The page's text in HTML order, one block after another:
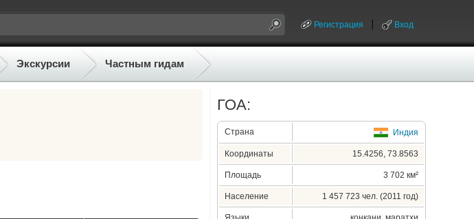
Регистрация Вход
Экскурсии Частным гидам
ГОА:
Страна Индия
Координаты 15.4256, 73.8563
Площадь 3 702 км²
Население 1 457 723 чел. (2011 год)